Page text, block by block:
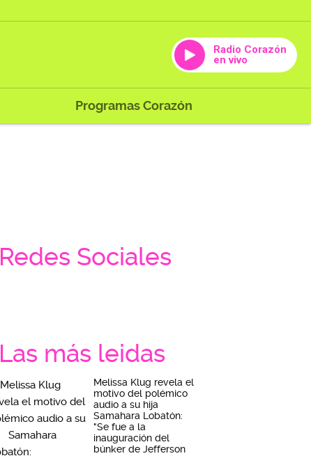
Radio Corazón
en vivo
Programas Corazón
Redes Sociales
Las más leidas
Melissa Klug revela el
motivo del polémico
audio a su hija
Samahara Lobatón:
"Se fue a la
inauguración del
búnker de Jefferson